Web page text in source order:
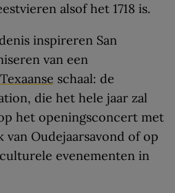
alsof het 1718 is.
inspireren San
van een
Texaanse schaal: de
die het hele jaar zal
het openingsconcert met
Oudejaarsavond of op
evenementen in